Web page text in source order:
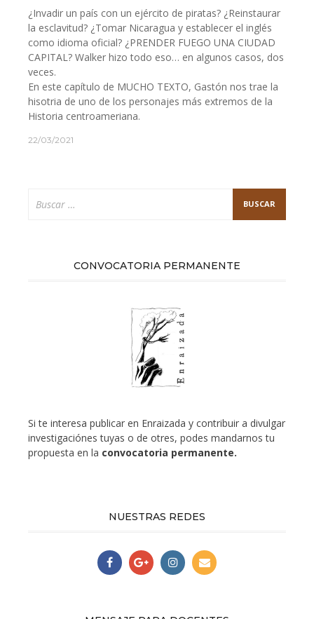
¿Invadir un país con un ejército de piratas? ¿Reinstaurar
la esclavitud? ¿Tomar Nicaragua y establecer el inglés
como idioma oficial? ¿PRENDER FUEGO UNA CIUDAD
CAPITAL? Walker hizo todo eso… en algunos casos, dos
veces.
En este capítulo de MUCHO TEXTO, Gastón nos trae la
hisotria de uno de los personajes más extremos de la
Historia centroameriana.
22/03/2021
CONVOCATORIA PERMANENTE
Si te interesa publicar en Enraizada y contribuir a divulgar
investigaciónes tuyas o de otres, podes mandarnos tu
propuesta en la convocatoria permanente.
NUESTRAS REDES